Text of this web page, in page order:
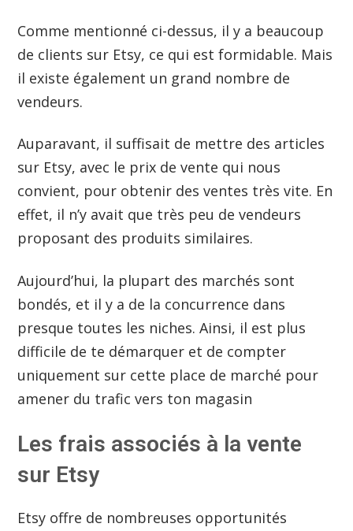
Comme mentionné ci-dessus, il y a beaucoup
de clients sur Etsy, ce qui est formidable. Mais
il existe également un grand nombre de
vendeurs.
Auparavant, il suffisait de mettre des articles
sur Etsy, avec le prix de vente qui nous
convient, pour obtenir des ventes très vite. En
effet, il n’y avait que très peu de vendeurs
proposant des produits similaires.
Aujourd’hui, la plupart des marchés sont
bondés, et il y a de la concurrence dans
presque toutes les niches. Ainsi, il est plus
difficile de te démarquer et de compter
uniquement sur cette place de marché pour
amener du trafic vers ton magasin
Les frais associés à la vente
sur Etsy
Etsy offre de nombreuses opportunités